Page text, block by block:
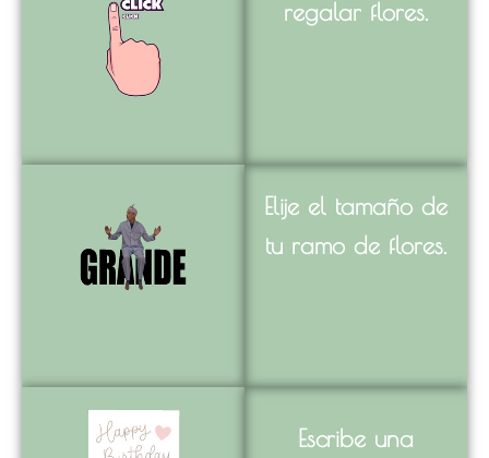
regalar flores.
Elije el tamaño de
tu ramo de flores.
Escribe una